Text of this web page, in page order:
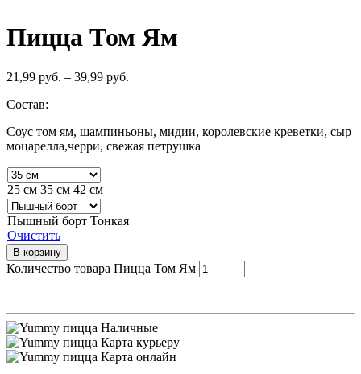
Пицца Том Ям
21,99 руб. – 39,99 руб.
Состав:
Соус том ям, шампиньоны, мидии, королевские креветки, сыр
моцарелла,черри, свежая петрушка
25 см 35 см 42 см
Пышный борт Тонкая
Очистить
В корзину
Количество товара Пицца Том Ям
Наличные
Карта курьеру
Карта онлайн